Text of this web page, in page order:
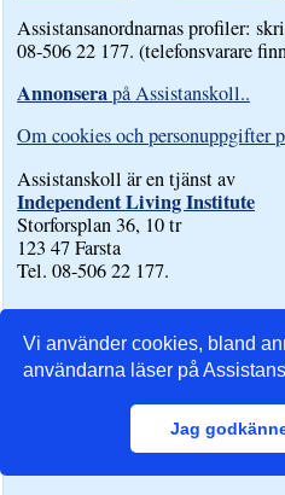
Vi använder cookies, bland
användarna läser på
Jag
Assistansanordnarnas profiler:
08-506 22 177. (telefonsvarare
Annonserapå Assistanskoll..
Om cookies och personuppgifter
Assistanskoll är en tjänst av
Independent Living Institute
Storforsplan 36, 10 tr
123 47 Farsta
Tel. 08-506 22 177.